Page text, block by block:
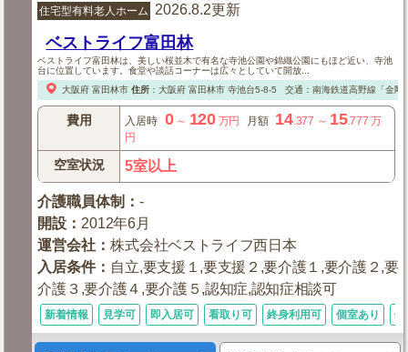
住宅型有料老人ホーム 2026.8.2更新
ベストライフ富田林
ベストライフ富田林は、美しい桜並木で有名な寺池公園や錦織公園にもほど近い、寺池
台に位置しています。食堂や談話コーナーは広々としていて開放...
大阪府 富田林市 住所： 大阪府 富田林市寺池台5-8-5 交通：南海鉄道高野線「金
費用 入居時 0～ 120 万円 月額 14.377 ～ 15.777 万
円
空室状況 5室以上
介護職員体制 ：-
開設 ： 2012年6月
運営会社 ：株式会社ベストライフ西日本
入居条件： 自立,要支援１,要支援２,要介護１,要介護２,要
介護３,要介護４,要介護５,認知症,認知症相談可
新着情報 見学可 即入居可 看取り可 終身利用可 個室あり 体